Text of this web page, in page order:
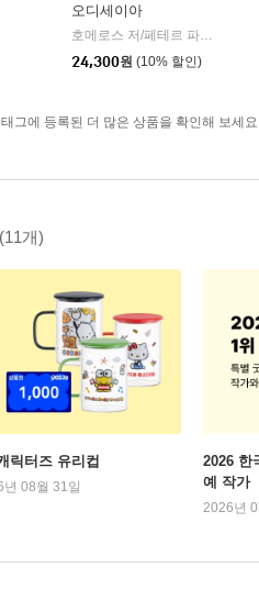
오디세이아
호메로스 저/페테르 파울 루벤스 그림/박문재 역
24,300원 (10% 할인)
그에 등록된 더 많은 상품을 확인해 보세
(11개)
릭터즈 유리컵
08월 31일
2026 한
예 작가
2026년